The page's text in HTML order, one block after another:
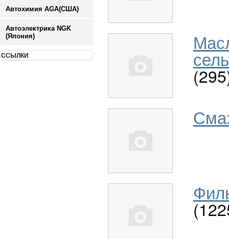
Автохимия AGA(США)
Автоэлектрика NGK
(Япония)
ССЫЛКИ